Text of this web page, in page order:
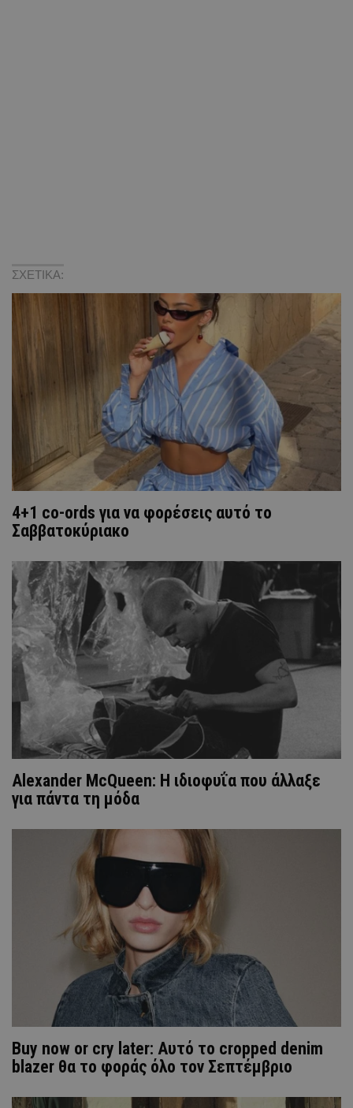
ΣΧΕΤΙΚΑ:
4+1 co-ords για να φορέσεις αυτό το
Σαββατοκύριακο
Alexander McQueen: Η ιδιοφυΐα που άλλαξε
για πάντα τη μόδα
Buy now or cry later: Αυτό το cropped denim
blazer θα το φοράς όλο τον Σεπτέμβριο